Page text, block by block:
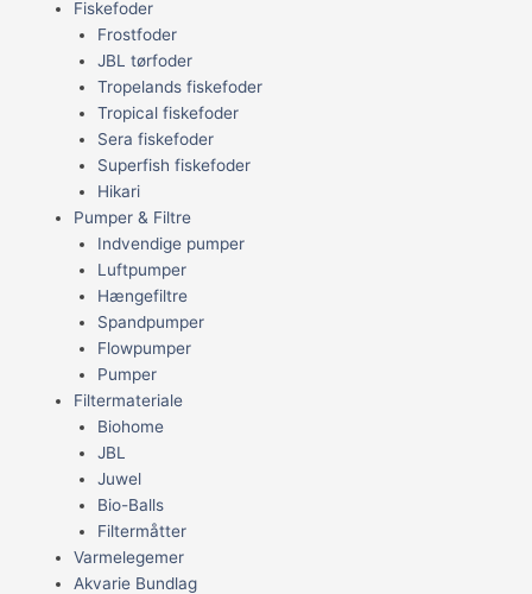
Fiskefoder
Frostfoder
JBL tørfoder
Tropelands fiskefoder
Tropical fiskefoder
Sera fiskefoder
Superfish fiskefoder
Hikari
Pumper & Filtre
Indvendige pumper
Luftpumper
Hængefiltre
Spandpumper
Flowpumper
Pumper
Filtermateriale
Biohome
JBL
Juwel
Bio-Balls
Filtermåtter
Varmelegemer
Akvarie Bundlag